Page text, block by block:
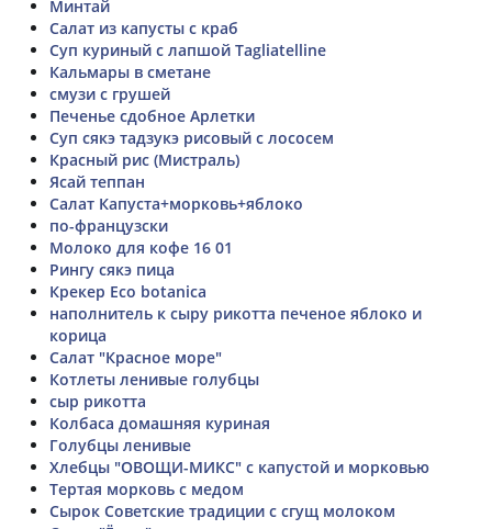
Минтай
Салат из капусты с краб
Суп куриный с лапшой Tagliatelline
Кальмары в сметане
смузи с грушей
Печенье сдобное Арлетки
Суп сякэ тадзукэ рисовый с лососем
Красный рис (Мистраль)
Ясай теппан
Салат Капуста+морковь+яблоко
по-французски
Молоко для кофе 16 01
Рингу сякэ пица
Крекер Eco botanica
наполнитель к сыру рикотта печеное яблоко и
корица
Салат "Красное море"
Котлеты ленивые голубцы
сыр рикотта
Колбаса домашняя куриная
Голубцы ленивые
Хлебцы "ОВОЩИ-МИКС" с капустой и морковью
Тертая морковь с медом
Сырок Советские традиции с сгущ молоком